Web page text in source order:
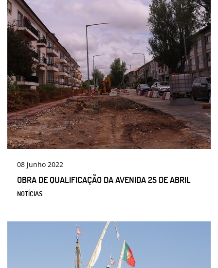
08 junho 2022
OBRA DE QUALIFICAÇÃO DA AVENIDA 25 DE ABRIL
NOTÍCIAS